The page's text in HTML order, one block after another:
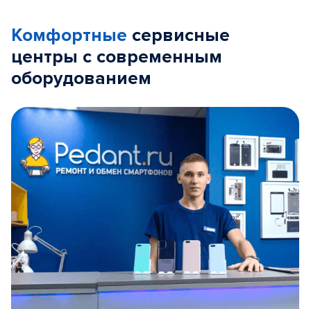
Комфортные сервисные
центры с современным
оборудованием